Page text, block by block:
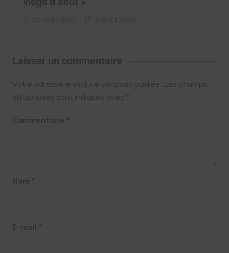
Laisser un commentaire
Votre adresse e-mail ne sera pas publiée. Les champs
obligatoires sont indiqués avec *
Commentaire *
Nom *
E-mail *